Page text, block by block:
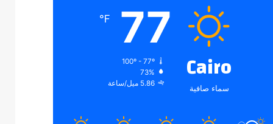
Cairo
سماء صافية
77
℉
100º - 77º
73%
5.86 ميل/ساعة